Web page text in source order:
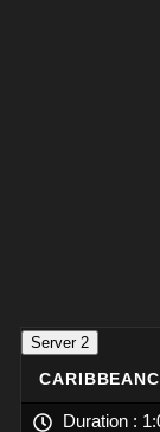
Server 2
Duration :